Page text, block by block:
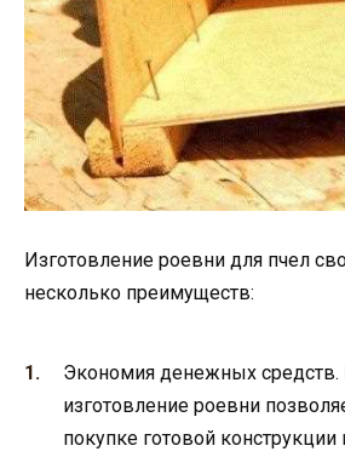
Изготовление роевни для пчел
несколько преимуществ:
Экономия денежных средств.
изготовление роевни
покупке готовой